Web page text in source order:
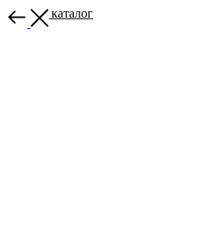
Назад в каталог